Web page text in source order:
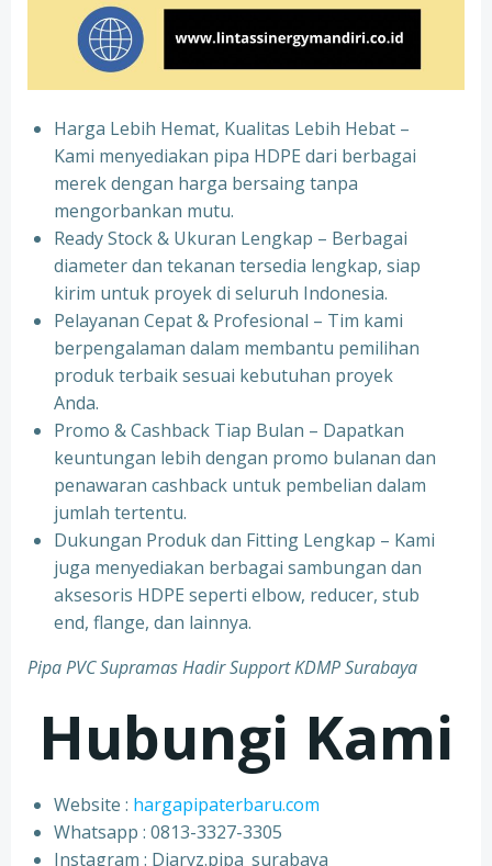
Harga Lebih Hemat, Kualitas Lebih Hebat –
Kami menyediakan pipa HDPE dari berbagai
merek dengan harga bersaing tanpa
mengorbankan mutu.
Ready Stock & Ukuran Lengkap – Berbagai
diameter dan tekanan tersedia lengkap, siap
kirim untuk proyek di seluruh Indonesia.
Pelayanan Cepat & Profesional – Tim kami
berpengalaman dalam membantu pemilihan
produk terbaik sesuai kebutuhan proyek
Anda.
Promo & Cashback Tiap Bulan – Dapatkan
keuntungan lebih dengan promo bulanan dan
penawaran cashback untuk pembelian dalam
jumlah tertentu.
Dukungan Produk dan Fitting Lengkap – Kami
juga menyediakan berbagai sambungan dan
aksesoris HDPE seperti elbow, reducer, stub
end, flange, dan lainnya.
Pipa PVC Supramas Hadir Support KDMP Surabaya
Hubungi Kami
Website : hargapipaterbaru.com
Whatsapp : 0813-3327-3305
⁠Instagram : Diaryz.pipa_surabaya